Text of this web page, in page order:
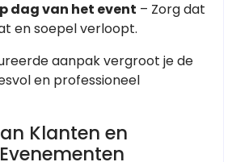
dag van het event – Zorg dat
en soepel verloopt.
aanpak vergroot je de
en professioneel
Klanten en